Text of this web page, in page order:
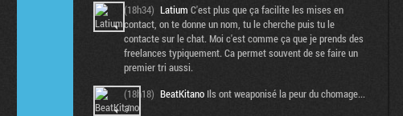
(18h34) Latium C'est plus que ça facilite les mises en
contact, on te donne un nom, tu le cherche puis tu le
contacte sur le chat. Moi c'est comme ça que je prends des
freelances typiquement. Ca permet souvent de se faire un
premier tri aussi.
(18h18) BeatKitano Ils ont weaponisé la peur du chomage...
:/